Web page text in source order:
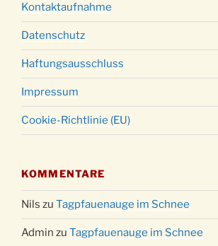
Kontaktaufnahme
Datenschutz
Haftungsausschluss
Impressum
Cookie-Richtlinie (EU)
KOMMENTARE
Nils zu Tagpfauenauge im Schnee
Admin zu Tagpfauenauge im Schnee